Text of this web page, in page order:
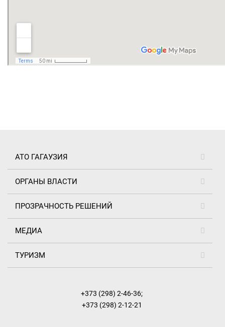
АТО ГАГАУЗИЯ
ОРГАНЫ ВЛАСТИ
ПРОЗРАЧНОСТЬ РЕШЕНИЙ
МЕДИА
ТУРИЗМ
+373 (298) 2-46-36;
+373 (298) 2-12-21